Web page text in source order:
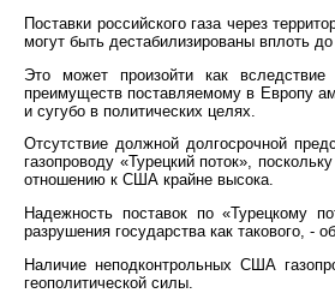
Поставки российского газа через
могут быть дестабилизированы вплоть
Это может произойти как
преимуществ поставляемому в Европу
и сугубо в политических целях.
Отсутствие должной долгосрочной
газопроводу «Турецкий поток»,
отношению к США крайне высока.
Надежность поставок по «Турецкому
разрушения государства как такового, -
Наличие неподконтрольных США
геополитической силы.